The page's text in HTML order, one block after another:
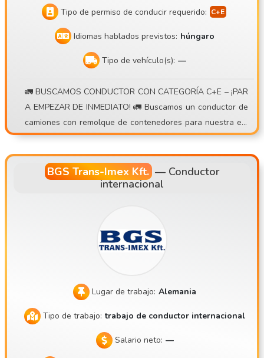
Tipo de permiso de conducir requerido:
Idiomas hablados previstos: húngaro
Tipo de vehículo(s): —
🚛 BUSCAMOS CONDUCTOR CON CATEGORÍA C+E – ¡PAR
A EMPEZAR DE INMEDIATO! 🚛 Buscamos un conductor de
camiones con remolque de contenedores para nuestra em
presa, estable y con más de 15 años de trayectoria , para t
rabajar en régimen de ida y vuelta diario o semanal . 💰 Lo
que ofrecemos: • Posibilidad de ganar entre 30 000 y 40 00
0 Ft al día • Sistema de primas por recorrido • Dietas diaria
ajo formal y a largo plazo • Aproximadamente entre 7.000
a • Horario de trabajo previsible y estable • Posibilidad de
volver a casa cada día 🚛 Tipo de trabajo: • Solo transport
e de contenedores • Sin trabajo físico • No hay que cargar
BGS Trans-Imex Kft.— Conductor
internacional
Lugar de trabajo: Alemania
Tipo de trabajo: trabajo de conductor internacional
Salario neto: —